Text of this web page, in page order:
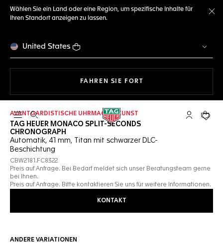
Wählen Sie ein Land oder eine Region, um spezifische Inhalte für
Ihren Standort anzeigen zu lassen.
United States
FAHREN SIE FORTMIT DER NAVIGATION
Suche öffnen My TAG
Ihr
AVANTGARDISTISCHE UHRMACHERKUNST
TAG HEUER MONACO SPLIT-SECONDS
CHRONOGRAPH
Automatik, 41 mm, Titan mit schwarzer DLC-
Beschichtung
CBW2181.FC8322
Preis auf Anfrage. Bei Bedarf meldet sich unser Beratungsteam gerne
bei Ihnen.
Preis auf Anfrage. Bitte kontaktieren Sie uns für weitere Informationen.
KONTAKT
ANDERE VARIATIONEN